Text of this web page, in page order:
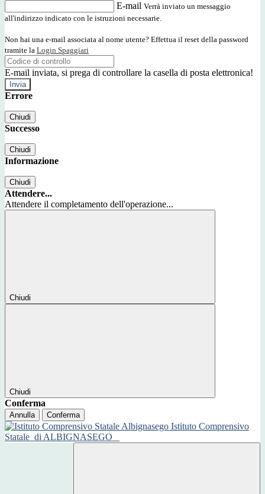
E-mail Verrà inviato un messaggio
all'indirizzo indicato con le istruzioni necessarie.
Non hai una e-mail associata al nome utente? Effettua il reset della password
tramite la Login Spaggiari
E-mail inviata, si prega di controllare la casella di posta elettronica!
Errore
Chiudi
Successo
Chiudi
Informazione
Chiudi
Attendere...
Attendere il completamento dell'operazione...
Chiudi
Chiudi
Conferma
Annulla Conferma
Istituto Comprensivo
Statale di ALBIGNASEGO